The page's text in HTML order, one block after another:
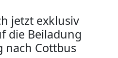
jetzt exklusiv
die Beiladung
nach Cottbus